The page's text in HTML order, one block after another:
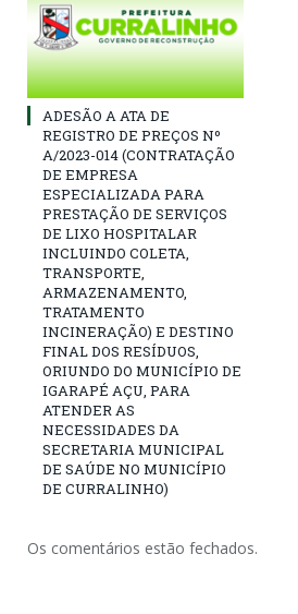
ADESÃO A ATA DE
REGISTRO DE PREÇOS Nº
A/2023-014 (CONTRATAÇÃO
DE EMPRESA
ESPECIALIZADA PARA
PRESTAÇÃO DE SERVIÇOS
DE LIXO HOSPITALAR
INCLUINDO COLETA,
TRANSPORTE,
ARMAZENAMENTO,
TRATAMENTO
INCINERAÇÃO) E DESTINO
FINAL DOS RESÍDUOS,
ORIUNDO DO MUNICÍPIO DE
IGARAPÉ AÇU, PARA
ATENDER AS
NECESSIDADES DA
SECRETARIA MUNICIPAL
DE SAÚDE NO MUNICÍPIO
DE CURRALINHO)
Os comentários estão fechados.